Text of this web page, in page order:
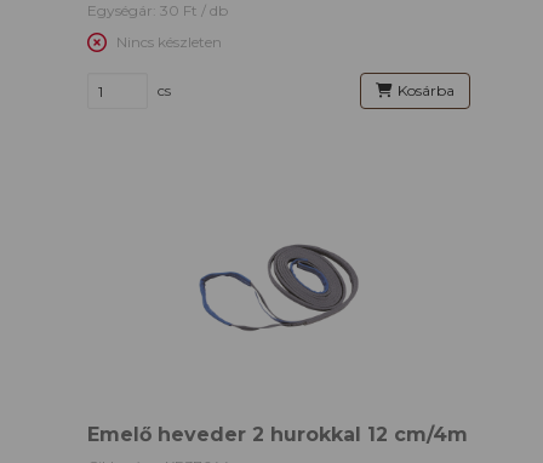
Egységár: 30 Ft / db
Nincs készleten
cs Kosárba
Emelő heveder 2 hurokkal 12 cm/4m